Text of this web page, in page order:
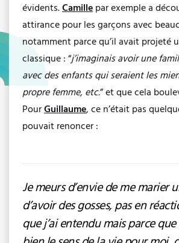
évidents.Camille par exemple a
attirance pour les garçons avec
notamment parce qu’il avait projeté
classique : “j’imaginais avoir une
avec des enfants qui seraient les
propre femme, etc.” et que cela
PourGuillaume, ce n’était pas
pouvait renoncer :
Je meurs d’envie de me marier
d’avoir des gosses, pas en
que j’ai entendu mais parce que